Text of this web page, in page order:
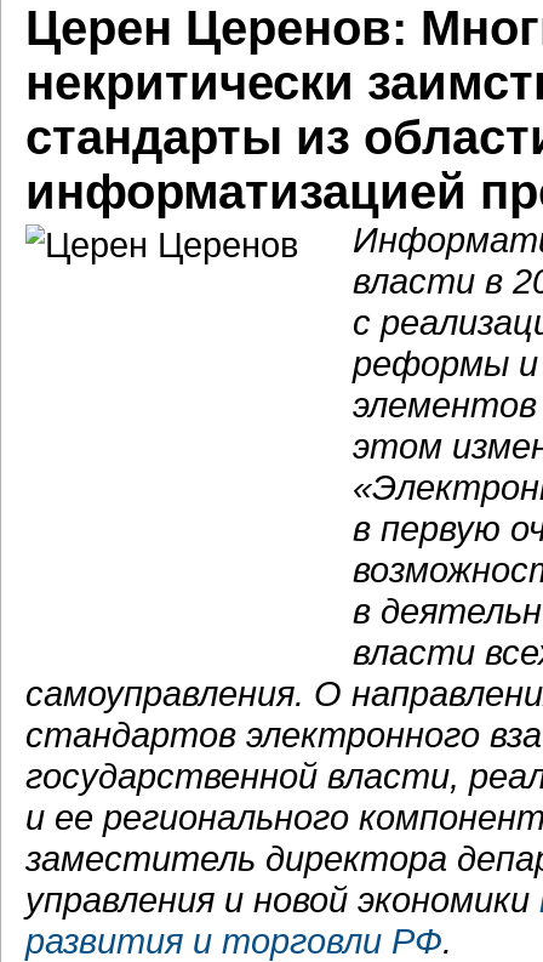
Церен Церенов:
некритически
стандарты из
информатизацией
власти в
с
реформы и
этом
в первую
в
власти
самоуправления. О
стандартов электронного
государственной власти,
и ее регионального
заместитель директора
управления и новой экономики
развития и торговли РФ.